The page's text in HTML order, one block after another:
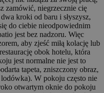
zamówić, niegrzecznie cię
kroki od baru i słyszysz,
do ciebie nieodpowiednim
jest bez nadzoru. Więc
aby zjeść miłą kolację lub
obok hotelu, która
jest normalne nie jest to
tapeta, zniszczony obraz,
lodówka). W pokoju często nie
otwartym oknie do pokoju